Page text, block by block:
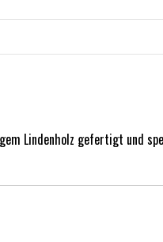
Lindenholz gefertigt und